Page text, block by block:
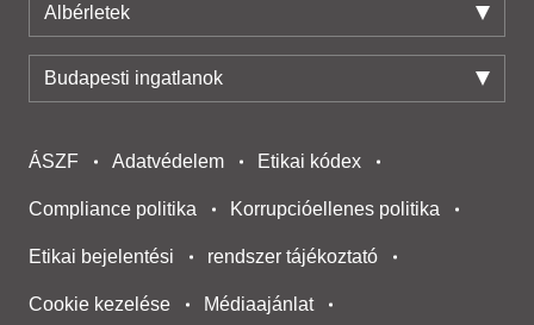
Albérletek
Budapesti ingatlanok
ÁSZF Adatvédelem Etikai kódex
Compliance politika Korrupcióellenes politika
Etikai bejelentési rendszer tájékoztató
Cookie kezelése Médiaajánlat